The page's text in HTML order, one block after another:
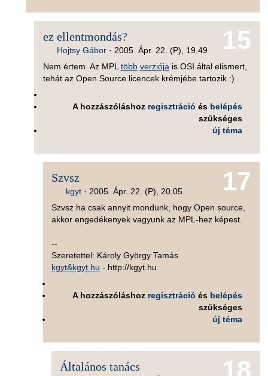
15
ez ellentmondás?
Hojtsy Gábor · 2005. Ápr. 22. (P), 19.49
Nem értem. Az MPL több verziója is OSI által elismert,
tehát az Open Source licencek krémjébe tartozik :)
A hozzászóláshoz regisztráció és belépés
szükséges
új téma
17
Szvsz
kgyt· 2005. Ápr. 22. (P), 20.05
Szvsz ha csak annyit mondunk, hogy Open source,
akkor engedékenyek vagyunk az MPL-hez képest.
--
Szeretettel: Károly György Tamás
kgyt&kgyt.hu - http://kgyt.hu
A hozzászóláshoz regisztráció és belépés
szükséges
új téma
18
Általános tanács